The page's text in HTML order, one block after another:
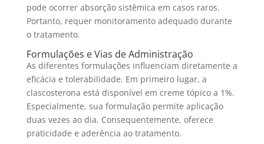
pode ocorrer absorção sistêmica em casos raros.
Portanto, requer monitoramento adequado durante
o tratamento.
Formulações e Vias de Administração
As diferentes formulações influenciam diretamente a
eficácia e tolerabilidade. Em primeiro lugar, a
clascosterona está disponível em creme tópico a 1%.
Especialmente, sua formulação permite aplicação
duas vezes ao dia. Consequentemente, oferece
praticidade e aderência ao tratamento.